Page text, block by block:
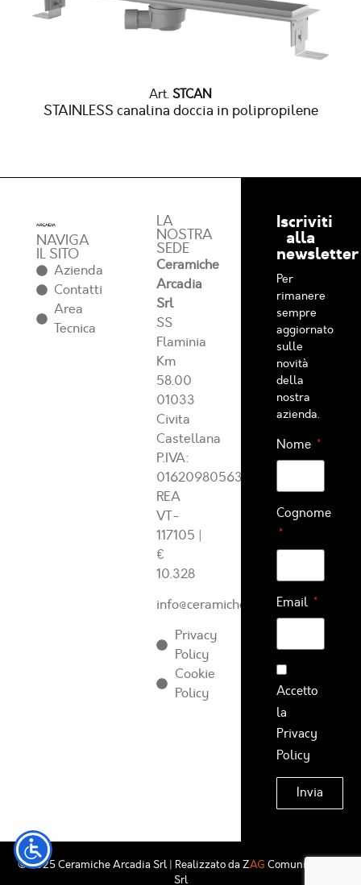
Art. STCAN
STAINLESS canalina doccia in polipropilene
NAVIGA
IL SITO
Azienda
Contatti
Area
Tecnica
LA
NOSTRA
SEDE
Ceramiche
Arcadia
Srl
SS
Flaminia
Km
58.00
01033
Civita
Castellana
P.IVA:
01620980563
REA
VT-
117105 |
€
10.328
info@ceramichearcadia.com
Privacy
Policy
Cookie
Policy
Iscriviti
alla
newsletter
Per
rimanere
sempre
aggiornato
sulle
novità
della
nostra
azienda.
Nome
Cognome
Email
Accetto
la
Privacy
Policy
Invia
© 2025 Ceramiche Arcadia Srl | Realizzato da ZAG Comunicazione
Srl